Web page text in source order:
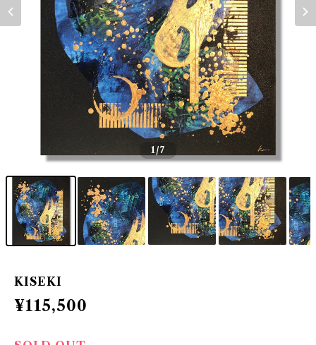
1/7
KISEKI
¥115,500